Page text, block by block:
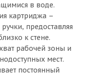
в воде.
картриджа –
предоставляя
к стене.
рабочей зоны и
мест.
постоянный